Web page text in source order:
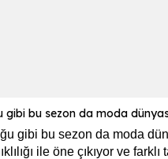
bu sezon da moda
gibi bu sezon da moda
ile öne çıkıyor ve